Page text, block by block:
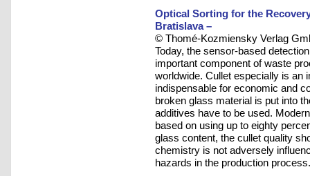
Optical Sorting for the
Bratislava –
© Thomé-Kozmiensky Verlag
Today, the sensor-based
important component of waste
worldwide. Cullet especially is an
indispensable for economic and
broken glass material is put into
additives have to be used.
based on using up to eighty
glass content, the cullet quality
chemistry is not adversely
hazards in the production process.